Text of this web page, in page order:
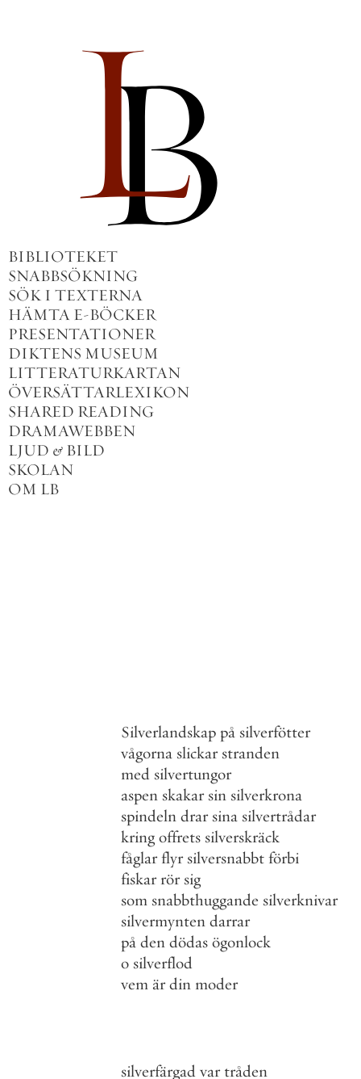
BIBLIOTEKET
SNABBSÖKNING
SÖK I TEXTERNA
HÄMTA E-BÖCKER
PRESENTATIONER
DIKTENS MUSEUM
LITTERATURKARTAN
ÖVERSÄTTARLEXIKON
SHARED READING
DRAMAWEBBEN
LJUD & BILD
SKOLAN
OM LB
Silverlandskap på silverfötter
vågorna slickar stranden
med silvertungor
aspen skakar sin silverkrona
spindeln drar sina silvertrådar
kring offrets silverskräck
fåglar flyr silversnabbt förbi
fiskar rör sig
som snabbthuggande silverknivar
silvermynten darrar
på den dödas ögonlock
o silverflod
vem är din moder
silverfärgad var tråden